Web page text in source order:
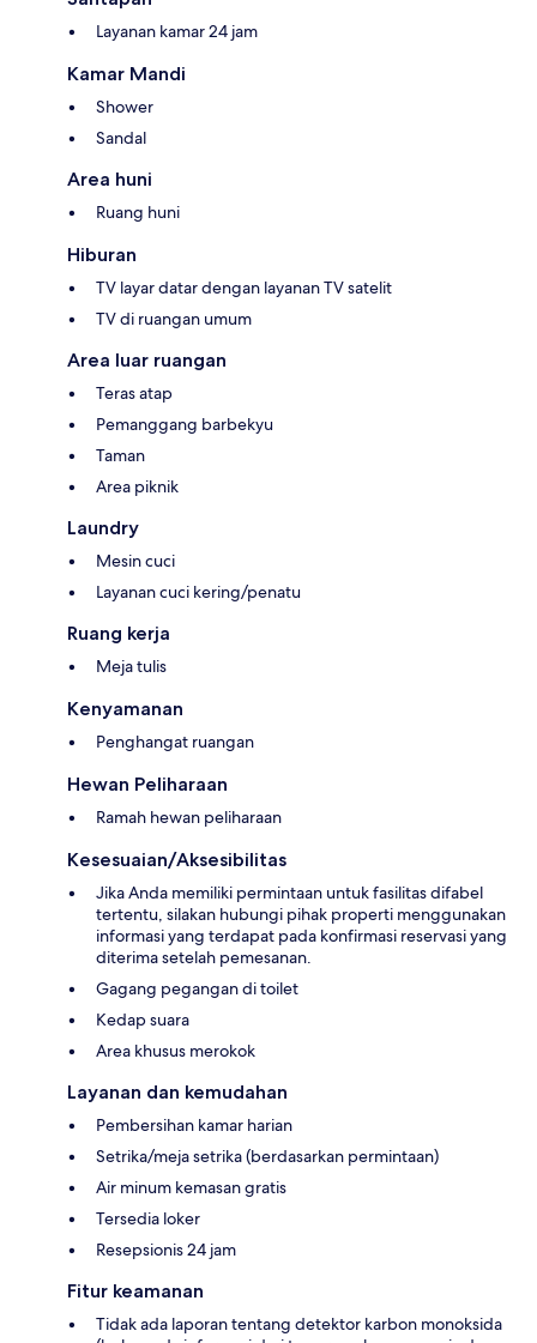
Layanan kamar 24 jam
Kamar Mandi
Shower
Sandal
Area huni
Ruang huni
Hiburan
TV layar datar dengan layanan TV satelit
TV di ruangan umum
Area luar ruangan
Teras atap
Pemanggang barbekyu
Taman
Area piknik
Laundry
Mesin cuci
Layanan cuci kering/penatu
Ruang kerja
Meja tulis
Kenyamanan
Penghangat ruangan
Hewan Peliharaan
Ramah hewan peliharaan
Kesesuaian/Aksesibilitas
Jika Anda memiliki permintaan untuk fasilitas difabel
tertentu, silakan hubungi pihak properti menggunakan
informasi yang terdapat pada konfirmasi reservasi yang
diterima setelah pemesanan.
Gagang pegangan di toilet
Kedap suara
Area khusus merokok
Layanan dan kemudahan
Pembersihan kamar harian
Setrika/meja setrika (berdasarkan permintaan)
Air minum kemasan gratis
Tersedia loker
Resepsionis 24 jam
Fitur keamanan
Tidak ada laporan tentang detektor karbon monoksida